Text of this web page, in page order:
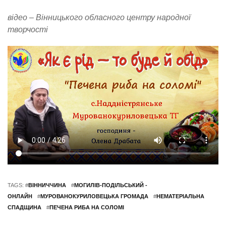
відео – Вінницького обласного центру народної
творчості
TAGS: #ВІННИЧЧИНА #МОГИЛІВ-ПОДІЛЬСЬКИЙ -
ОНЛАЙН
#МУРОВАНОКУРИЛОВЕЦЬКА ГРОМАДА #НЕМАТЕРІАЛЬНА
СПАДЩИНА
#ПЕЧЕНА РИБА НА СОЛОМІ